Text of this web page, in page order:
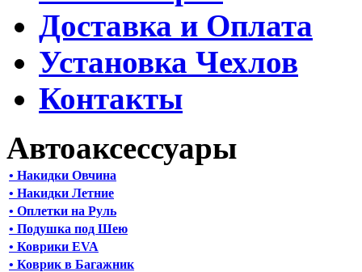
Доставка и Оплата
Установка Чехлов
Контакты
Автоаксессуары
• Накидки Овчина
• Накидки Летние
• Оплетки на Руль
• Подушка под Шею
• Коврики EVA
• Коврик в Багажник